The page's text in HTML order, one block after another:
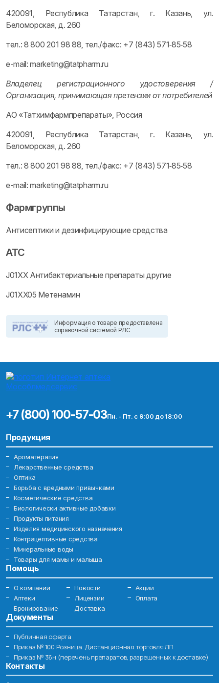
420091, Республика Татарстан, г. Казань, ул.
Беломорская, д. 260
тел.: 8 800 201 98 88, тел./факс: +7 (843) 571‑85‑58
e-mail: marketing@tatpharm.ru
Владелец регистрационного удостоверения /
Организация, принимающая претензии от потребителей
АО «Татхимфармпрепараты», Россия
420091, Республика Татарстан, г. Казань, ул.
Беломорская, д. 260
тел.: 8 800 201 98 88, тел./факс: +7 (843) 571‑85‑58
e-mail: marketing@tatpharm.ru
Фармгруппы
Антисептики и дезинфицирующие средства
ATC
J01XX Антибактериальные препараты другие
J01XX05 Метенамин
Информация о товаре предоставлена
справочной системой РЛС
+7 (800) 100-57-03Пн. - Пт. с 9:00 до 18:00
Продукция
Ароматерапия
Лекарственные средства
Оптика
Борьба с вредными привычками
Косметические средства
Биологически активные добавки
Продукты питания
Изделия медицинского назначения
Контрацептивные средства
Минеральные воды
Товары для мамы и малыша
Помощь
О компании Новости
Акции
Аптеки
Лицензии
Оплата
Бронирование
Доставка
Документы
Публичная оферта
Приказ № 100 Розница. Дистанционная торговля ЛП
Приказ № 36н (перечень препаратов, разрешенных к доставке)
Контакты